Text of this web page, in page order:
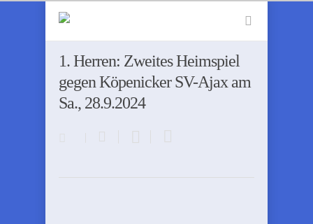
1. Herren: Zweites Heimspiel
gegen Köpenicker SV-Ajax am
Sa., 28.9.2024